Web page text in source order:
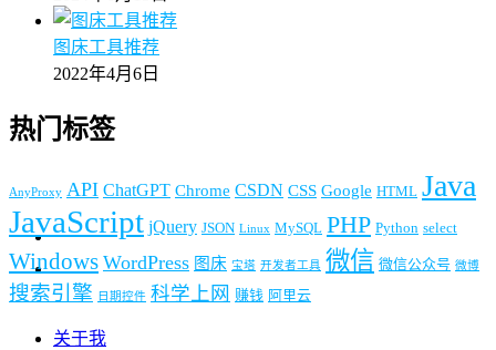
图床工具推荐
2022年4月6日
热门标签
AnyProxy API ChatGPT Chrome CSDN CSS Google HTML Java
JavaScript jQuery JSON Linux MySQL PHP Python select
Windows WordPress 图床 宝塔 开发者工具 微信 微信公众号 微博
搜索引擎 日期控件 科学上网 赚钱 阿里云
关于我